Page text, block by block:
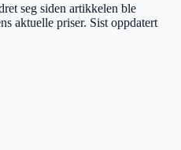
seg siden artikkelen ble
aktuelle priser. Sist oppdatert